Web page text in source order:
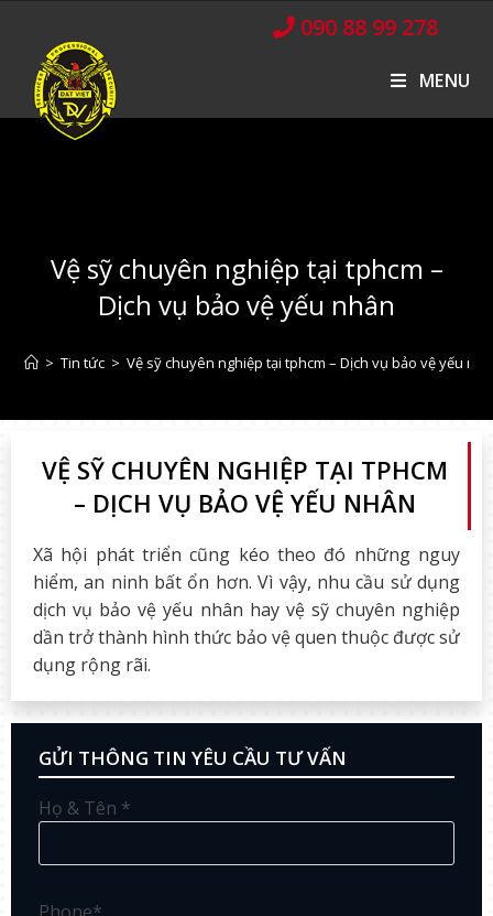
090 88 99 278
MENU
Vệ sỹ chuyên nghiệp tại tphcm –
Dịch vụ bảo vệ yếu nhân
> Tin tức > Vệ sỹ chuyên nghiệp tại tphcm – Dịch vụ bảo vệ yếu
VỆ SỸ CHUYÊN NGHIỆP TẠI TPHCM
– DỊCH VỤ BẢO VỆ YẾU NHÂN
Xã hội phát triển cũng kéo theo đó những nguy
hiểm, an ninh bất ổn hơn. Vì vậy, nhu cầu sử dụng
dịch vụ bảo vệ yếu nhân hay vệ sỹ chuyên nghiệp
dần trở thành hình thức bảo vệ quen thuộc được sử
dụng rộng rãi.
GỬI THÔNG TIN YÊU CẦU TƯ VẤN
Họ & Tên *